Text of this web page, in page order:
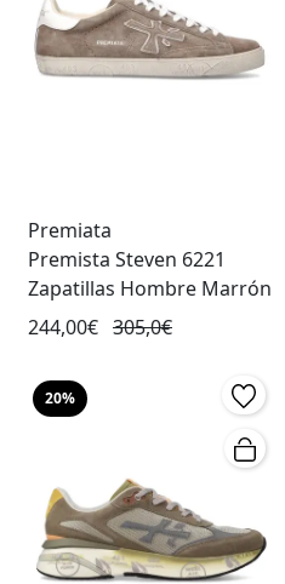
Premiata
Premista Steven 6221
Zapatillas Hombre Marrón
244,00€ 305,0€
20%